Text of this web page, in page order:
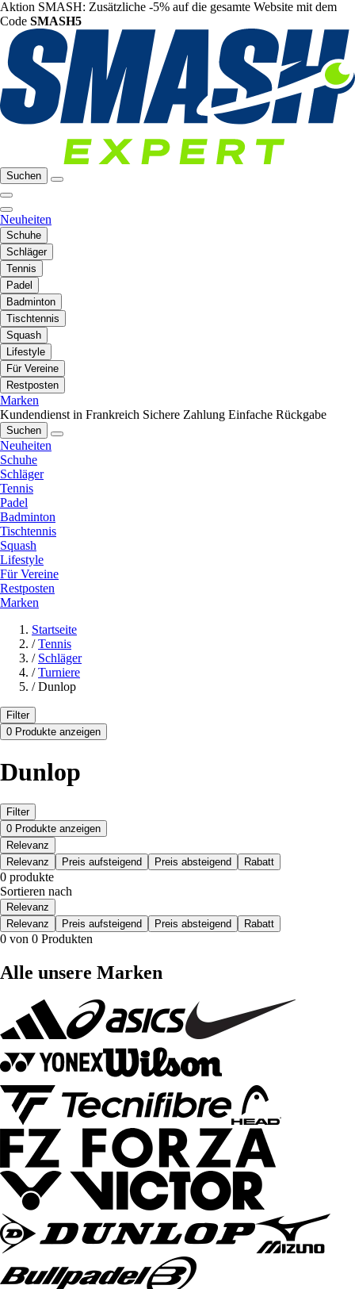
Aktion SMASH: Zusätzliche -5% auf die gesamte Website mit dem
Code SMASH5
Suchen
Neuheiten
Schuhe
Schläger
Tennis
Padel
Badminton
Tischtennis
Squash
Lifestyle
Für Vereine
Restposten
Marken
Kundendienst in Frankreich Sichere Zahlung Einfache Rückgabe
Suchen
Neuheiten
Schuhe
Schläger
Tennis
Padel
Badminton
Tischtennis
Squash
Lifestyle
Für Vereine
Restposten
Marken
Startseite
/ Tennis
/ Schläger
/ Turniere
/ Dunlop
Filter
0 Produkte anzeigen
Dunlop
Filter
0 Produkte anzeigen
Relevanz
Relevanz
Preis aufsteigend Preis absteigend Rabatt
0 produkte
Sortieren nach
Relevanz
Relevanz
Preis aufsteigend Preis absteigend Rabatt
0 von 0 Produkten
Alle unsere Marken